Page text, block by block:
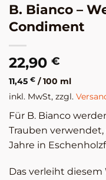
B. Bianco –
Condiment
22,90 €
11,45 € /100 ml
inkl. MwSt, zzgl.
Für B. Bianco
Trauben
Jahre in
Das verleiht